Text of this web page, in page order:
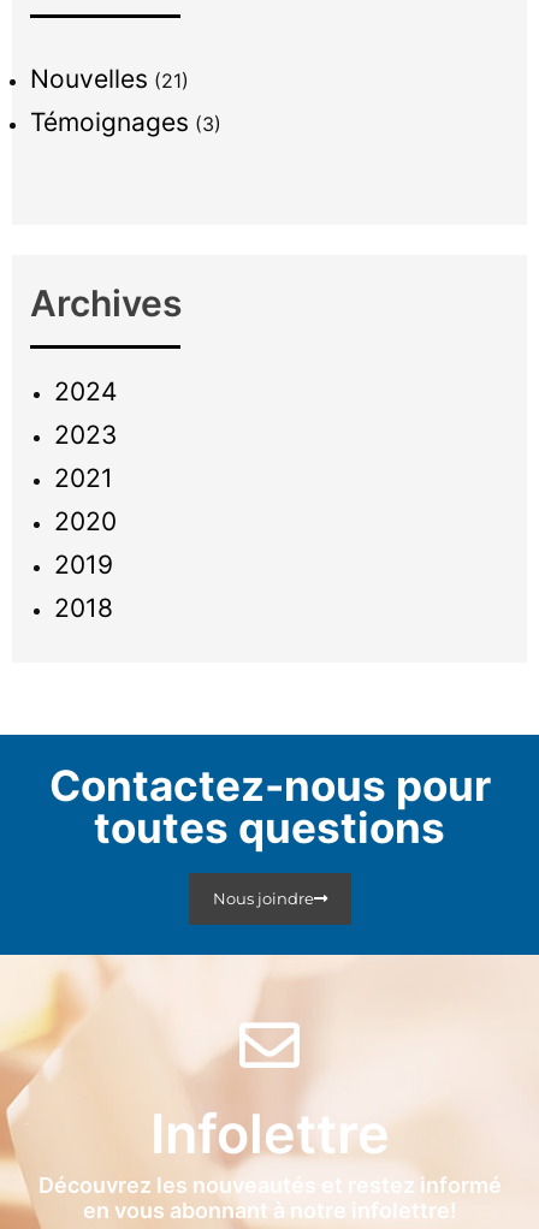
Nouvelles (21)
Témoignages (3)
Archives
2024
2023
2021
2020
2019
2018
Contactez-nous pour
toutes questions
Nous joindre
Infolettre
Découvrez les nouveautés et restez informé
en vous abonnant à notre infolettre!